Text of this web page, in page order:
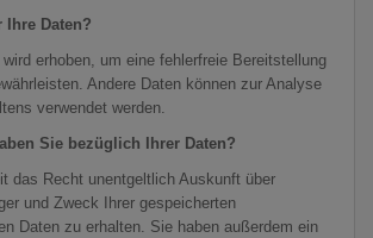
Daten?
erhoben, um eine fehlerfreie Bereitstellung
Andere Daten können zur Analyse
verwendet werden.
Sie bezüglich Ihrer Daten?
das Recht unentgeltlich Auskunft über
und Zweck Ihrer gespeicherten
Daten zu erhalten. Sie haben außerdem ein